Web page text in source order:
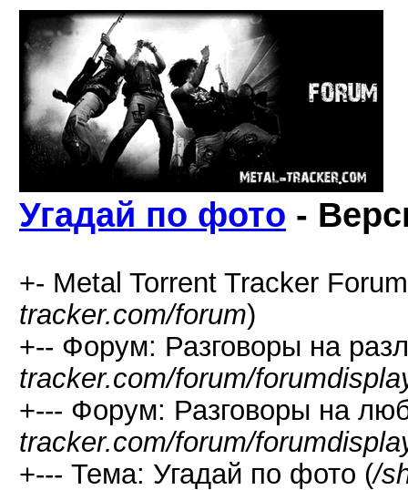
Угадай по фото -
+- Metal Torrent Tracker
tracker.com/forum)
+-- Форум: Разговоры на
tracker.com/forum/
+--- Форум: Разговоры на
tracker.com/forum/
+--- Тема: Угадай по фото (/